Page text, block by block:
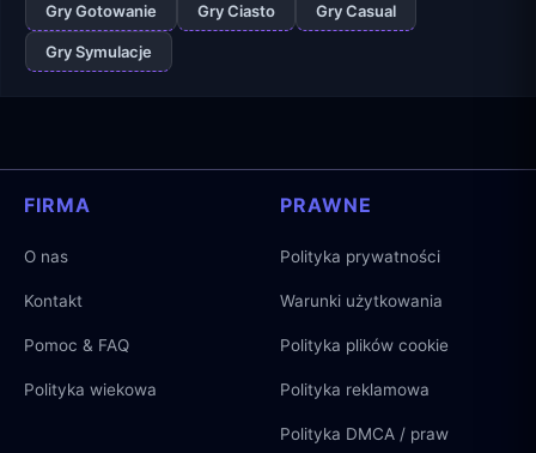
Gry Gotowanie Gry Ciasto Gry Casual
Gry Symulacje
FIRMA
O nas
Kontakt
Pomoc & FAQ
Polityka wiekowa
PRAWNE
Polityka prywatności
Warunki użytkowania
Polityka plików cookie
Polityka reklamowa
Polityka DMCA / praw